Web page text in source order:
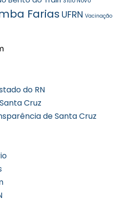
Farias UFRN Vacinação
do RN
Cruz
de Santa Cruz